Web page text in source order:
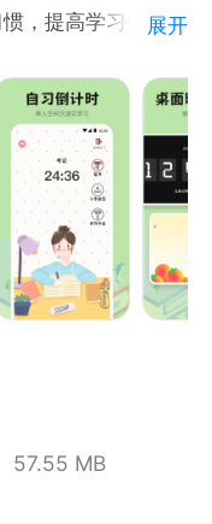
，提高学习效率，
沉浸式学习氛围。
的学习需求。
划。
理备忘录。
展开
57.55 MB